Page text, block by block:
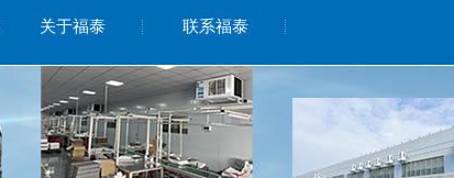
关于福泰 联系福泰